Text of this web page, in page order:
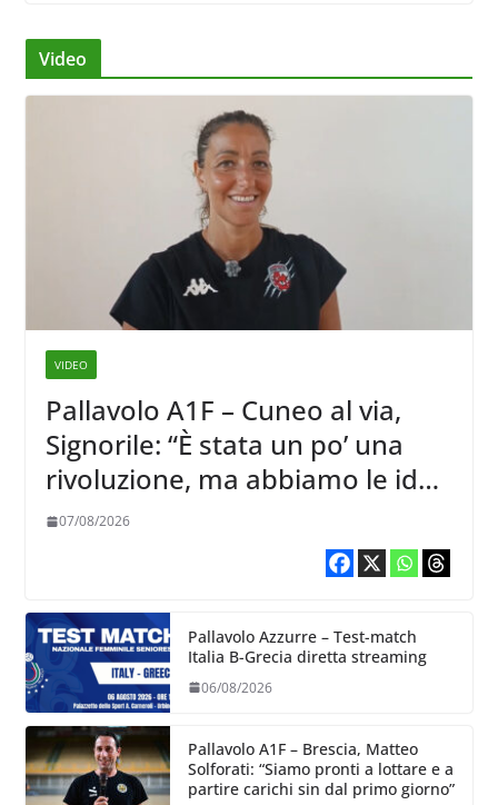
Video
VIDEO
Pallavolo A1F – Cuneo al via,
Signorile: “È stata un po’ una
rivoluzione, ma abbiamo le idee
chiare siu cosa vogliamo fare”
07/08/2026
Pallavolo Azzurre – Test-match
Italia B-Grecia diretta streaming
06/08/2026
Pallavolo A1F – Brescia, Matteo
Solforati: “Siamo pronti a lottare e a
partire carichi sin dal primo giorno”